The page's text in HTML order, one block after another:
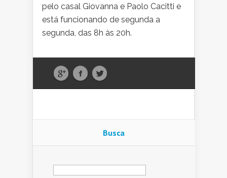
pelo casal Giovanna e Paolo Cacitti e
está funcionando de segunda a
segunda, das 8h às 20h.
Busca
Pesquisar
por: